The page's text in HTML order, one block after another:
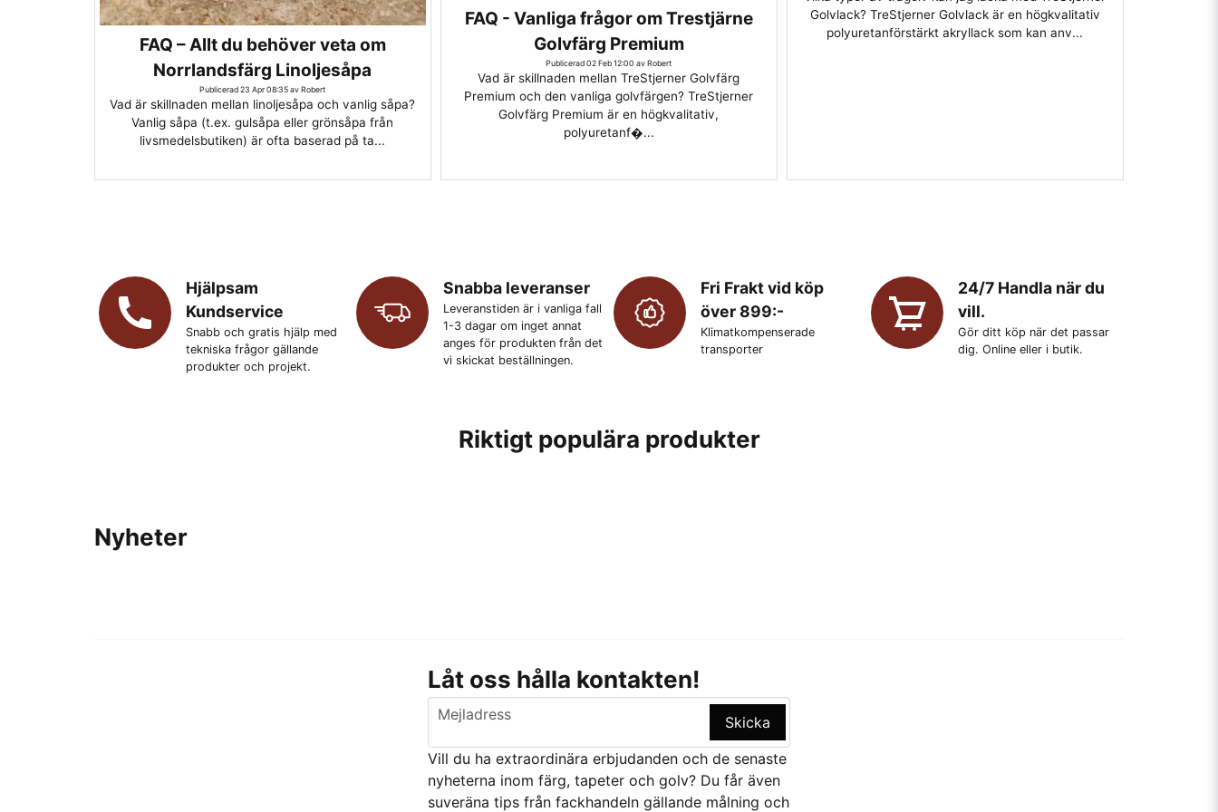
FAQ – Allt du behöver veta om
Norrlandsfärg Linoljesåpa
Publicerad 23 Apr 08:35 av Robert
Vad är skillnaden mellan linoljesåpa och vanlig såpa?
Vanlig såpa (t.ex. gulsåpa eller grönsåpa från
livsmedelsbutiken) är ofta baserad på ta...
FAQ - Vanliga frågor om Trestjärne
Golvfärg Premium
Publicerad 02 Feb 12:00 av Robert
Vad är skillnaden mellan TreStjerner Golvfärg
Premium och den vanliga golvfärgen? TreStjerner
Golvfärg Premium är en högkvalitativ,
polyuretanf�...
Golvlack? TreStjerner Golvlack är en högkvalitativ
polyuretanförstärkt akryllack som kan anv...
Hjälpsam
Kundservice
Snabb och gratis hjälp med
tekniska frågor gällande
produkter och projekt.
Snabba leveranser
Leveranstiden är i vanliga fall
1-3 dagar om inget annat
anges för produkten från det
vi skickat beställningen.
Fri Frakt vid köp
över 899:-
Klimatkompenserade
transporter
24/7 Handla när du
vill.
Gör ditt köp när det passar
dig. Online eller i butik.
Riktigt populära produkter
Nyheter
Låt oss hålla kontakten!
email
Mejladress
Skicka
Vill du ha extraordinära erbjudanden och de senaste
nyheterna inom färg, tapeter och golv? Du får även
suveräna tips från fackhandeln gällande målning och